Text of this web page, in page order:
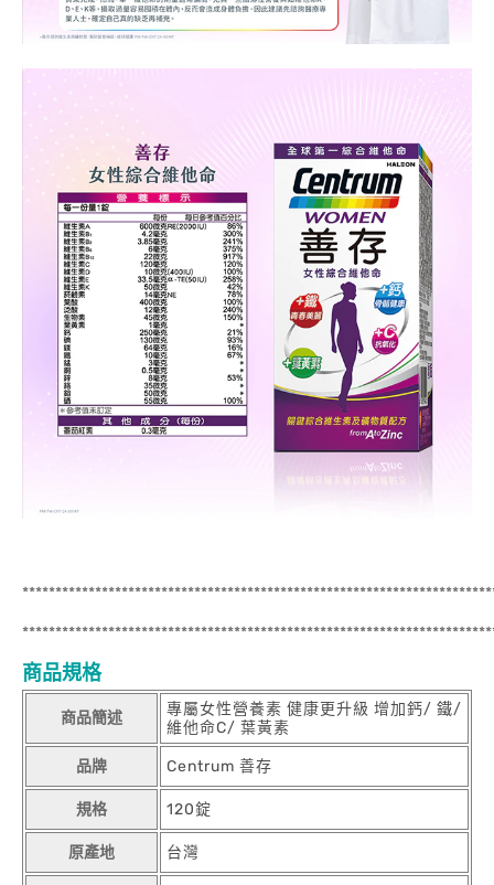
商品規格
商品簡述
專屬女性營養素 健康更升級 增加鈣/ 鐵/
維他命C/ 葉黃素
品牌 Centrum 善存
規格 120錠
原產地 台灣